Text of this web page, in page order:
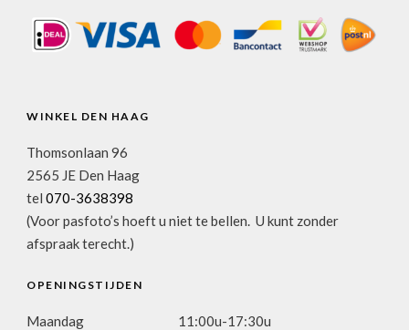
WINKEL DEN HAAG
Thomsonlaan 96
2565 JE Den Haag
tel 070-3638398
(Voor pasfoto’s hoeft u niet te bellen. U kunt zonder
afspraak terecht.)
OPENINGSTIJDEN
Maandag
11:00u-17:30u